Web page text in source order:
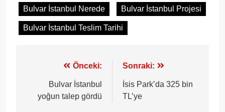
Bulvar İstanbul Nerede Bulvar İstanbul Projesi
Bulvar İstanbul Teslim Tarihi
gezinmesi
Önceki:
Bulvar İstanbul
yoğun talep gördü
Sonraki:
İsis Park’da 325 bin
TL’ye